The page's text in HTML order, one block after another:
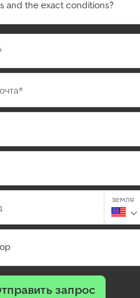
земля
запрос